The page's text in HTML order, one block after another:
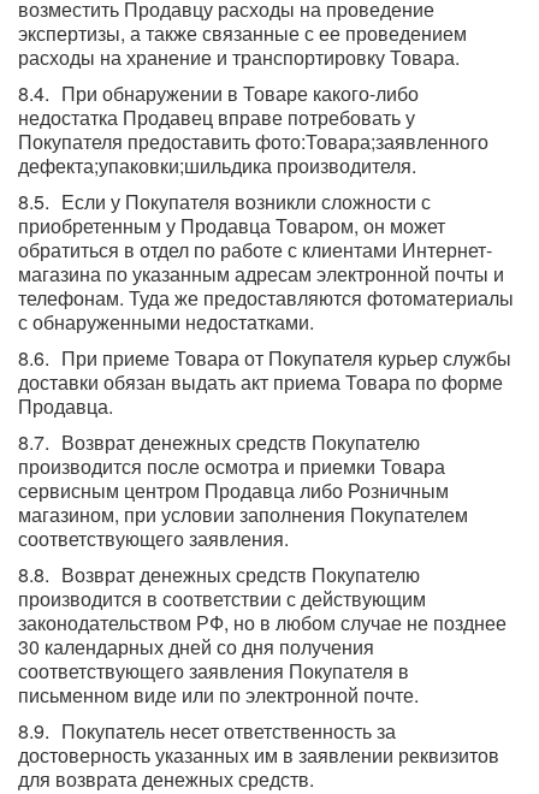
возместить Продавцу расходы на проведение
экспертизы, а также связанные с ее проведением
расходы на хранение и транспортировку Товара.
При обнаружении в Товаре какого-либо
недостатка Продавец вправе потребовать у
Покупателя предоставить фото:Товара;заявленного
дефекта;упаковки;шильдика производителя.
Если у Покупателя возникли сложности с
приобретенным у Продавца Товаром, он может
обратиться в отдел по работе с клиентами Интернет-
магазина по указанным адресам электронной почты и
телефонам. Туда же предоставляются фотоматериалы
с обнаруженными недостатками.
При приеме Товара от Покупателя курьер службы
доставки обязан выдать акт приема Товара по форме
Продавца.
Возврат денежных средств Покупателю
производится после осмотра и приемки Товара
сервисным центром Продавца либо Розничным
магазином, при условии заполнения Покупателем
соответствующего заявления.
Возврат денежных средств Покупателю
производится в соответствии с действующим
законодательством РФ, но в любом случае не позднее
30 календарных дней со дня получения
соответствующего заявления Покупателя в
письменном виде или по электронной почте.
Покупатель несет ответственность за
достоверность указанных им в заявлении реквизитов
для возврата денежных средств.